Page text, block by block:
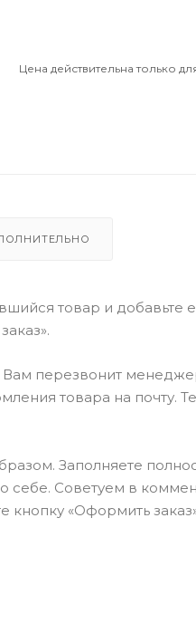
Цена действительна только
товар и добавьте
перезвонит
товара на почту.
Заполняете
себе. Советуем в
кнопку «Оформить